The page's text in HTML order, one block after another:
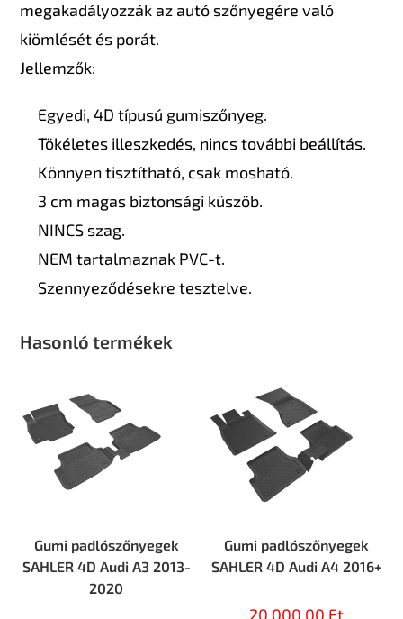
megakadályozzák az autó szőnyegére való
kiömlését és porát.
Jellemzők:
Egyedi, 4D típusú gumiszőnyeg.
Tökéletes illeszkedés, nincs további beállítás.
Könnyen tisztítható, csak mosható.
3 cm magas biztonsági küszöb.
NINCS szag.
NEM tartalmaznak PVC-t.
Szennyeződésekre tesztelve.
Hasonló termékek
Gumi padlószőnyegek
SAHLER 4D Audi А3 2013-
2020
Gumi padlószőnyegek
SAHLER 4D Audi А4 2016+
20.000,00 Ft